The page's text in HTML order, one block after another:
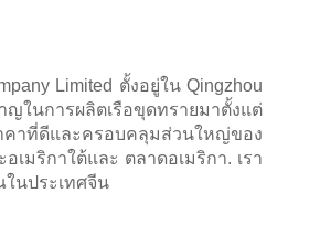
Limited ตั้งอยู่ใน Qingzhou
ในการผลิตเรือขุดทรายมาตั้งแต่
าที่ดีและครอบคลุมส่วนใหญ่ของ
เมริกาใต้และ ตลาดอเมริกา. เรา
ในประเทศจีน